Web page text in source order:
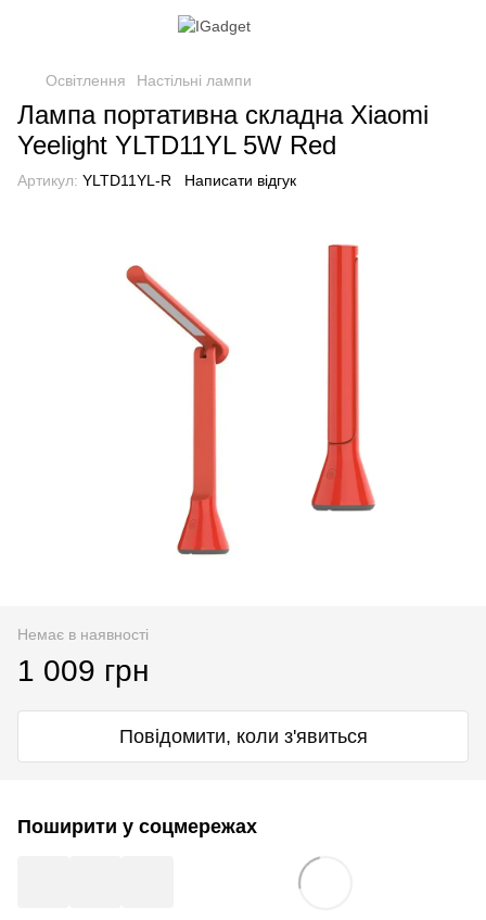
Освітлення Настільні лампи
Лампа портативна складна Xiaomi
Yeelight YLTD11YL 5W Red
Артикул: YLTD11YL-R Написати відгук
Немає в наявності
1 009 грн
Повідомити, коли з'явиться
Поширити у соцмережах